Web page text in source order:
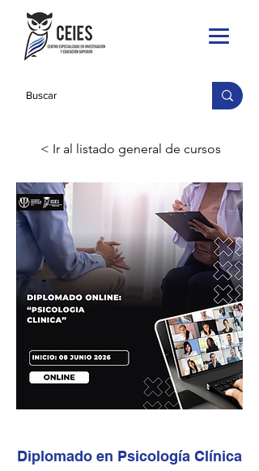
< Ir al listado general de cursos
Diplomado en Psicología Clínica